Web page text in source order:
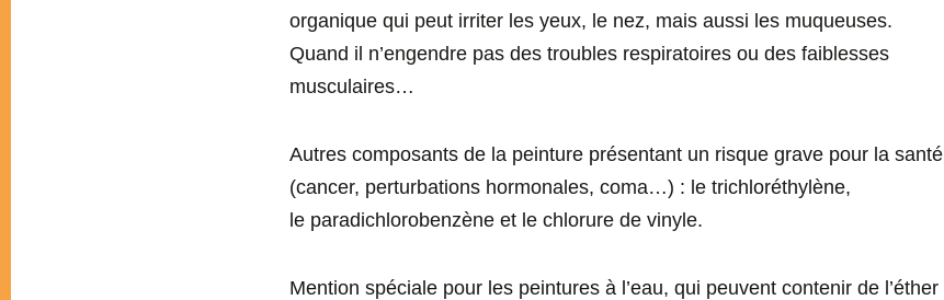
organique qui peut irriter les yeux, le nez, mais aussi les muqueuses.
Quand il n’engendre pas des troubles respiratoires ou des faiblesses
musculaires…
Autres composants de la peinture présentant un risque grave pour la santé
(cancer, perturbations hormonales, coma…) : le trichloréthylène,
le paradichlorobenzène et le chlorure de vinyle.
Mention spéciale pour les peintures à l’eau, qui peuvent contenir de l’éther